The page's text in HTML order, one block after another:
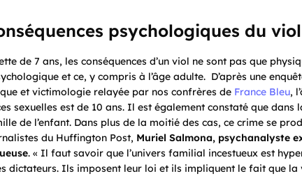
psychologiques du
de 7 ans, les conséquences d’un viol ne sont pas que
et ce, y compris à l’âge adulte. D’après une
et victimologie relayée par nos confrères de France Bleu,
sexuelles est de 10 ans. Il est également constaté que dans
de l’enfant. Dans plus de la moitié des cas, ce crime se
du Huffington Post, Muriel Salmona, psychanalyste
. « Il faut savoir que l’univers familial incestueux est
dictateurs. Ils imposent leur loi et ils impliquent le fait que la